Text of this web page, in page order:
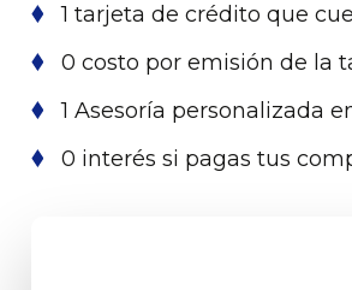
1 tarjeta de crédito que
0 costo por emisión de la
1 Asesoría personalizada
0 interés si pagas tus